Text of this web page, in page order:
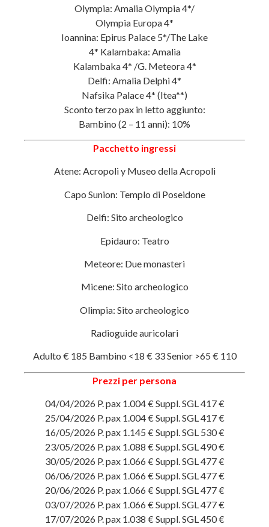
Olympia: Amalia Olympia 4*/
Olympia Europa 4*
Ioannina: Epirus Palace 5*/The Lake
4* Kalambaka: Amalia
Kalambaka 4* /G. Meteora 4*
Delfi: Amalia Delphi 4*
Nafsika Palace 4* (Itea**)
Sconto terzo pax in letto aggiunto:
Bambino (2 – 11 anni): 10%
Pacchetto ingressi
Atene: Acropoli y Museo della Acropoli
Capo Sunion: Templo di Poseidone
Delfi: Sito archeologico
Epidauro: Teatro
Meteore: Due monasteri
Micene: Sito archeologico
Olimpia: Sito archeologico
Radioguide auricolari
Adulto € 185 Bambino <18 € 33 Senior >65 € 110
Prezzi per persona
04/04/2026 P. pax 1.004 € Suppl. SGL 417 €
25/04/2026 P. pax 1.004 € Suppl. SGL 417 €
16/05/2026 P. pax 1.145 € Suppl. SGL 530 €
23/05/2026 P. pax 1.088 € Suppl. SGL 490 €
30/05/2026 P. pax 1.066 € Suppl. SGL 477 €
06/06/2026 P. pax 1.066 € Suppl. SGL 477 €
20/06/2026 P. pax 1.066 € Suppl. SGL 477 €
03/07/2026 P. pax 1.066 € Suppl. SGL 477 €
17/07/2026 P. pax 1.038 € Suppl. SGL 450 €